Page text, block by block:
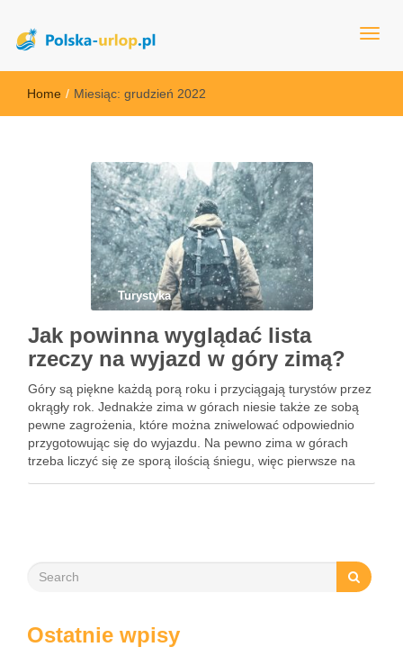
polska-urlop.pl
Home / Miesiąc: grudzień 2022
Turystyka
Jak powinna wyglądać lista
rzeczy na wyjazd w góry zimą?
Góry są piękne każdą porą roku i przyciągają turystów przez
okrągły rok. Jednakże zima w górach niesie także ze sobą
pewne zagrożenia, które można zniwelować odpowiednio
przygotowując się do wyjazdu. Na pewno zima w górach
trzeba liczyć się ze sporą ilością śniegu, więc pierwsze na
Ostatnie wpisy